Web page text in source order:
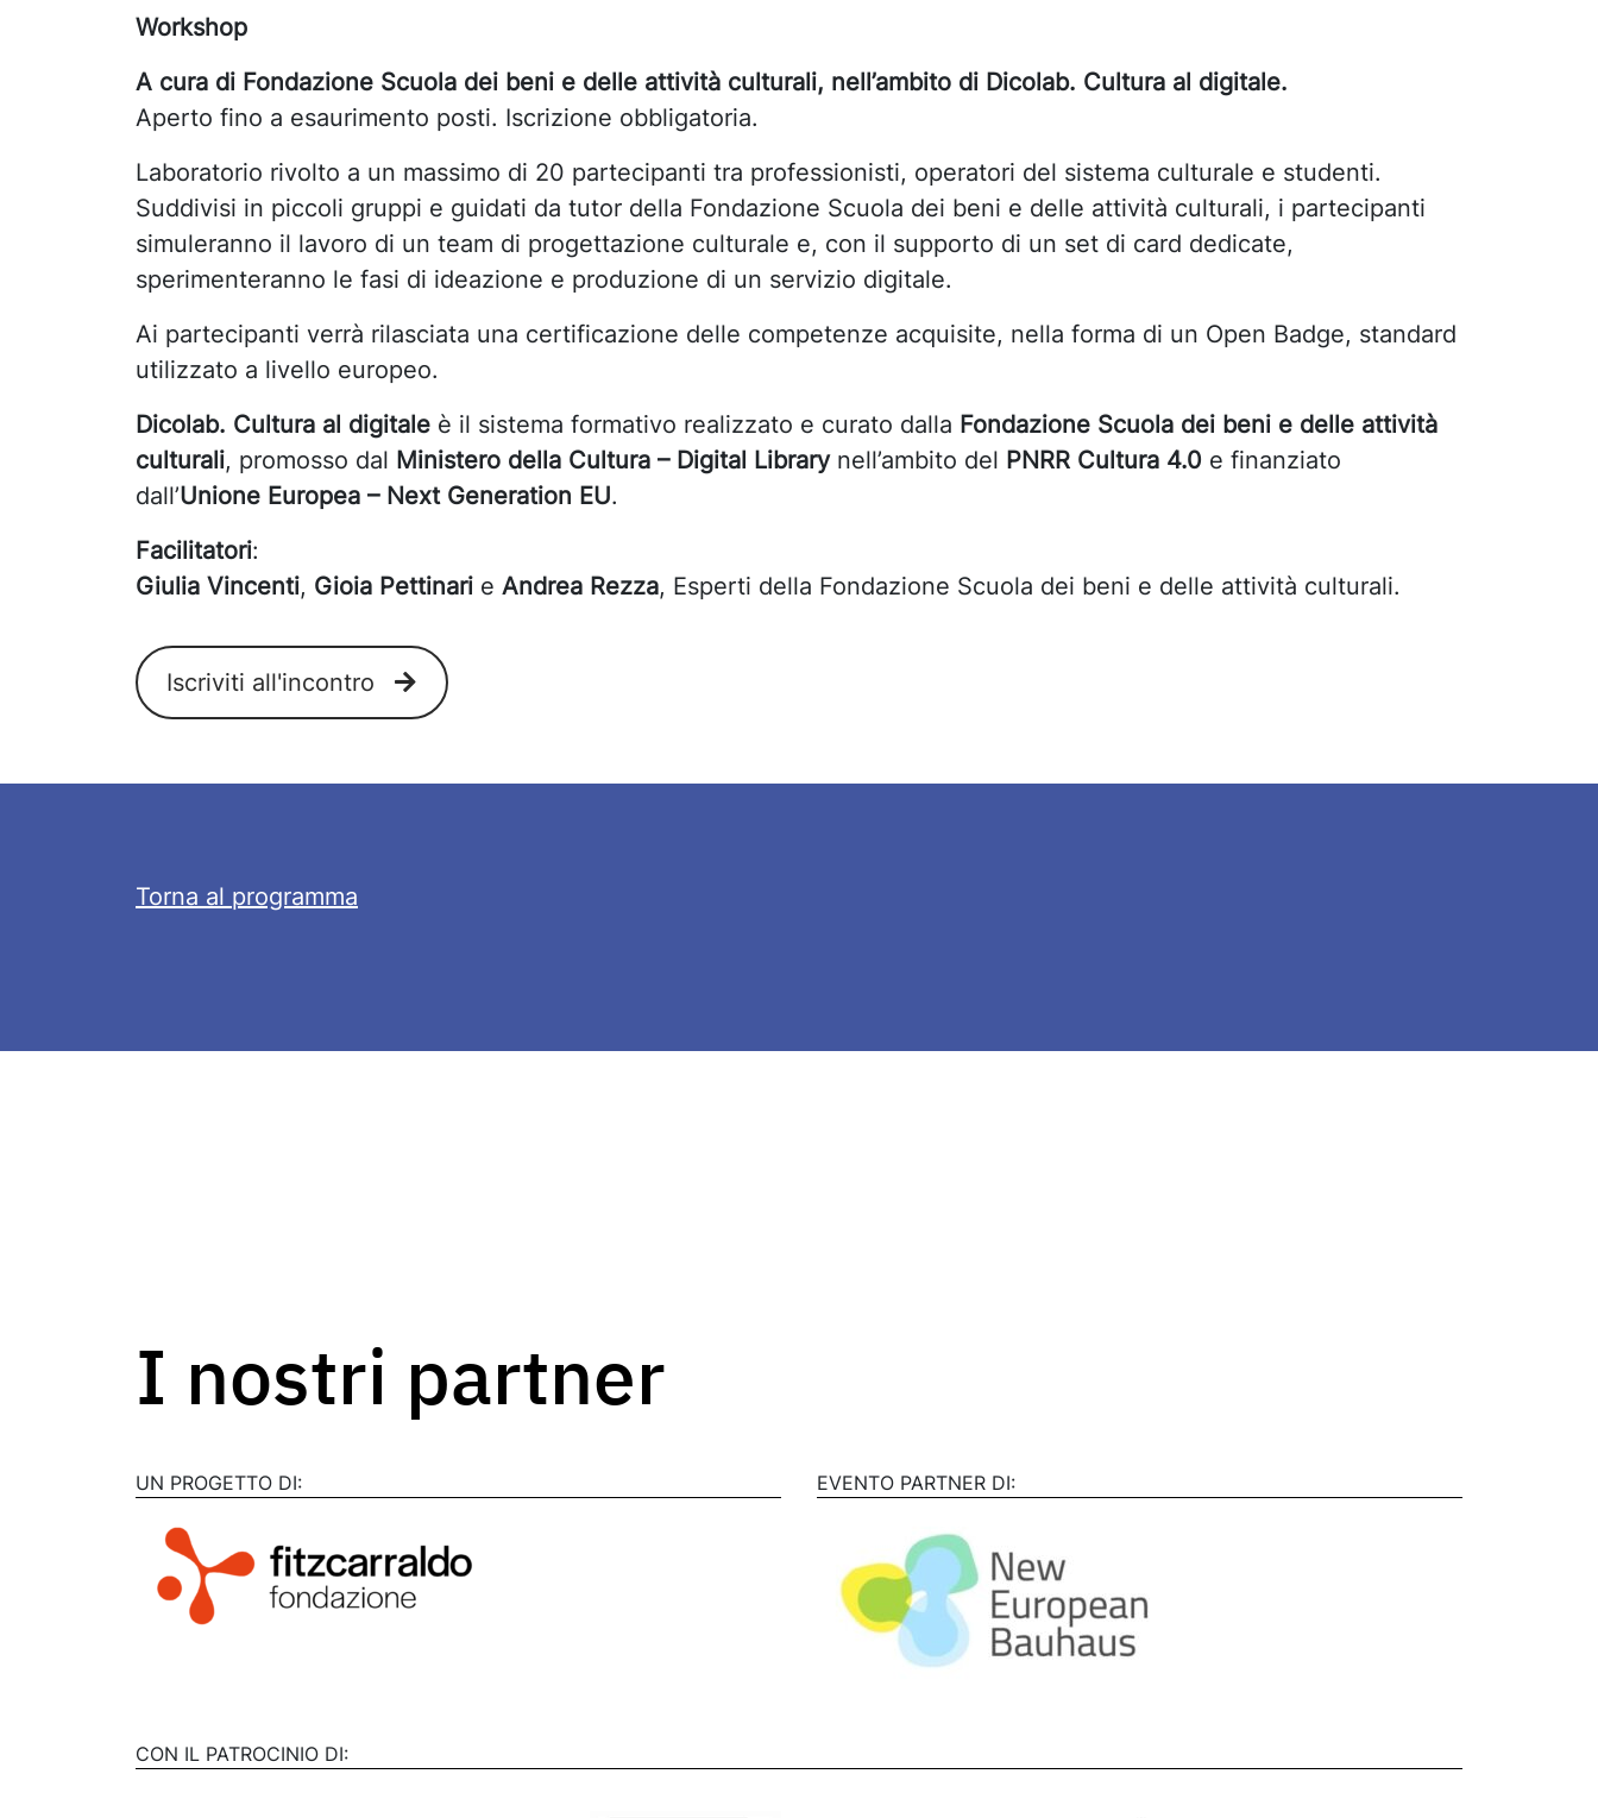
Workshop
A cura di Fondazione Scuola dei beni e delle attività culturali, nell’ambito di Dicolab. Cultura al digitale.
Aperto fino a esaurimento posti. Iscrizione obbligatoria.
Laboratorio rivolto a un massimo di 20 partecipanti tra professionisti, operatori del sistema culturale e studenti.
Suddivisi in piccoli gruppi e guidati da tutor della Fondazione Scuola dei beni e delle attività culturali, i partecipanti
simuleranno il lavoro di un team di progettazione culturale e, con il supporto di un set di card dedicate,
sperimenteranno le fasi di ideazione e produzione di un servizio digitale.
Ai partecipanti verrà rilasciata una certificazione delle competenze acquisite, nella forma di un Open Badge, standard
utilizzato a livello europeo.
Dicolab. Cultura al digitale è il sistema formativo realizzato e curato dalla Fondazione Scuola dei beni e delle attività
culturali, promosso dal Ministero della Cultura – Digital Librarynell’ambito del PNRR Cultura 4.0 e finanziato
dall’Unione Europea – Next Generation EU.
Facilitatori:
Giulia Vincenti, Gioia Pettinari e Andrea Rezza, Esperti della Fondazione Scuola dei beni e delle attività culturali.
Iscriviti all'incontro
Torna al programma
I nostri partner
UN PROGETTO DI: EVENTO PARTNER DI:
CON IL PATROCINIO DI: